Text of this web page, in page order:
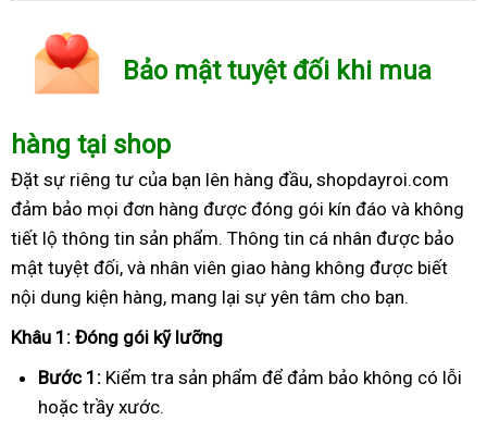
Bảo mật tuyệt đối khi mua
hàng tại shop
Đặt sự riêng tư của bạn lên hàng đầu, shopdayroi.com
đảm bảo mọi đơn hàng được đóng gói kín đáo và không
tiết lộ thông tin sản phẩm. Thông tin cá nhân được bảo
mật tuyệt đối, và nhân viên giao hàng không được biết
nội dung kiện hàng, mang lại sự yên tâm cho bạn.
Khâu 1: Đóng gói kỹ lưỡng
Bước 1: Kiểm tra sản phẩm để đảm bảo không có lỗi
hoặc trầy xước.